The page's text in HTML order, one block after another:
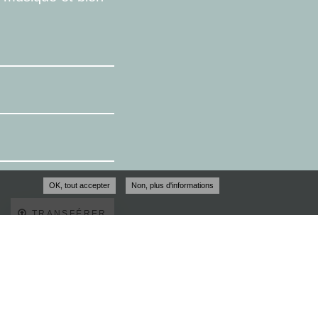
TRANSFÉRER
OK, tout accepter Non, plus d'informations